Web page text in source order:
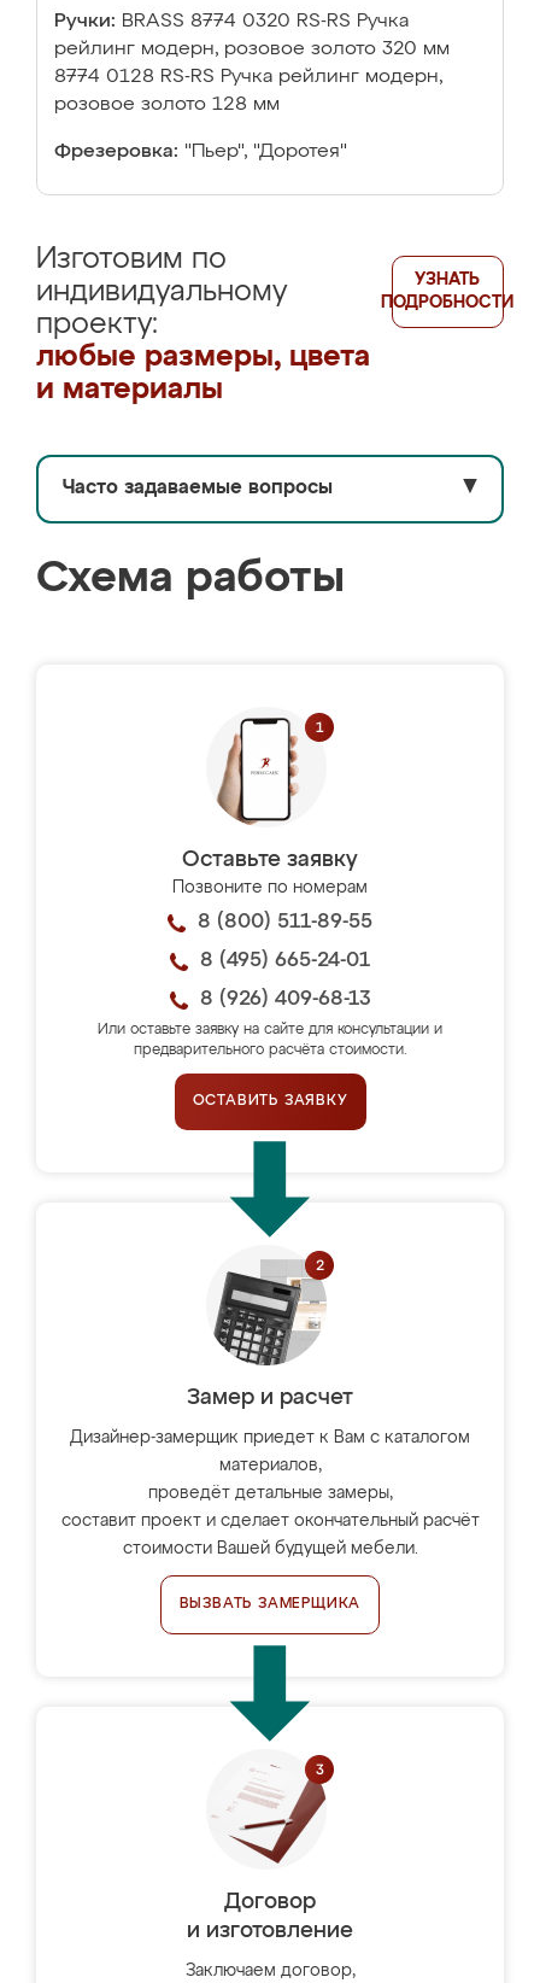
Ручки: BRASS 8774 0320 RS-RS Ручка
рейлинг модерн, розовое золото 320 мм
8774 0128 RS-RS Ручка рейлинг модерн,
розовое золото 128 мм
Фрезеровка: "Пьер", "Доротея"
Изготовим по
индивидуальному
проекту:
любые размеры, цвета
и материалы
УЗНАТЬ
ПОДРОБНОСТИ
Часто задаваемые вопросы ▼
Схема работы
Оставьте заявку
Позвоните по номерам
8 (800) 511-89-55
8 (495) 665-24-01
8 (926) 409-68-13
Или оставьте заявку на сайте для консультации и
предварительного расчёта стоимости.
ОСТАВИТЬ ЗАЯВКУ
Замер и расчет
Дизайнер-замерщик приедет к Вам с каталогом
материалов,
проведёт детальные замеры,
составит проект и сделает окончательный расчёт
стоимости Вашей будущей мебели.
ВЫЗВАТЬ ЗАМЕРЩИКА
Договор
и изготовление
Заключаем договор,